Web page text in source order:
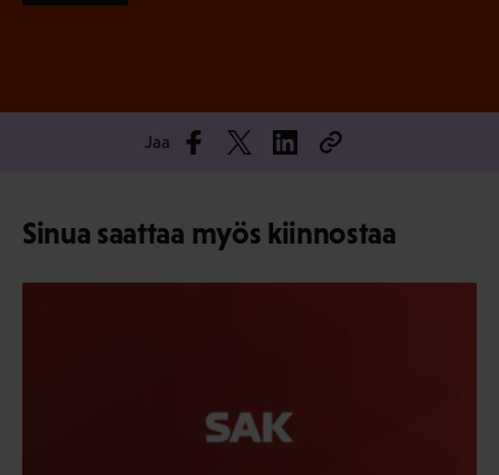
Jaa
Sinua saattaa myös kiinnostaa